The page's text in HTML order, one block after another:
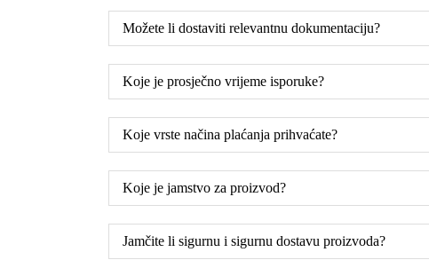
Možete li dostaviti relevantnu dokumentaciju?
Koje je prosječno vrijeme isporuke?
Koje vrste načina plaćanja prihvaćate?
Koje je jamstvo za proizvod?
Jamčite li sigurnu i sigurnu dostavu proizvoda?